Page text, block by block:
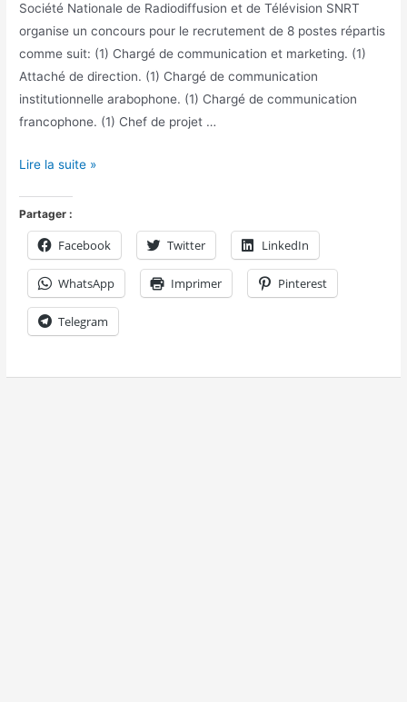
Société Nationale de Radiodiffusion et de Télévision SNRT
organise un concours pour le recrutement de 8 postes répartis
comme suit: (1) Chargé de communication et marketing. (1)
Attaché de direction. (1) Chargé de communication
institutionnelle arabophone. (1) Chargé de communication
francophone. (1) Chef de projet …
Lire la suite »
Partager :
Facebook Twitter LinkedIn
WhatsApp Imprimer Pinterest
Telegram